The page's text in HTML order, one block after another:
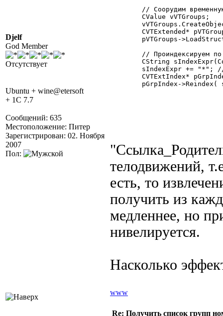
Djelf
God Member
Отсутствует
Ubuntu + wine@etersoft
+ 1C 7.7
Сообщений: 635
Местоположение: Питер
Зарегистрирован: 02. Ноября
2007
Пол:
телодвижений,
есть, то
получить из
медленнее, но
нивелируется.
Насколько
www
Re: Получить список групп